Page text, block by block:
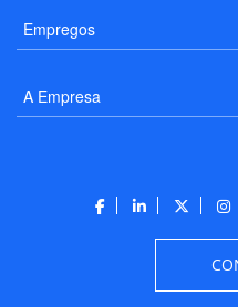
Empregos
A Empresa